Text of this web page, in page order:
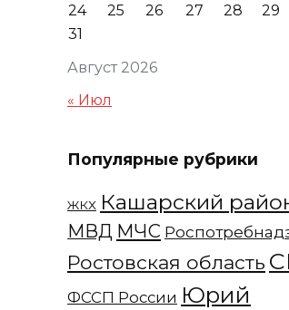
Август 2026
24
25 26 27 28 29
31
« Июл
Популярные рубрики
ЖКХ Кашарский
МВД МЧС
Ростовская область
ФССП России Юрий